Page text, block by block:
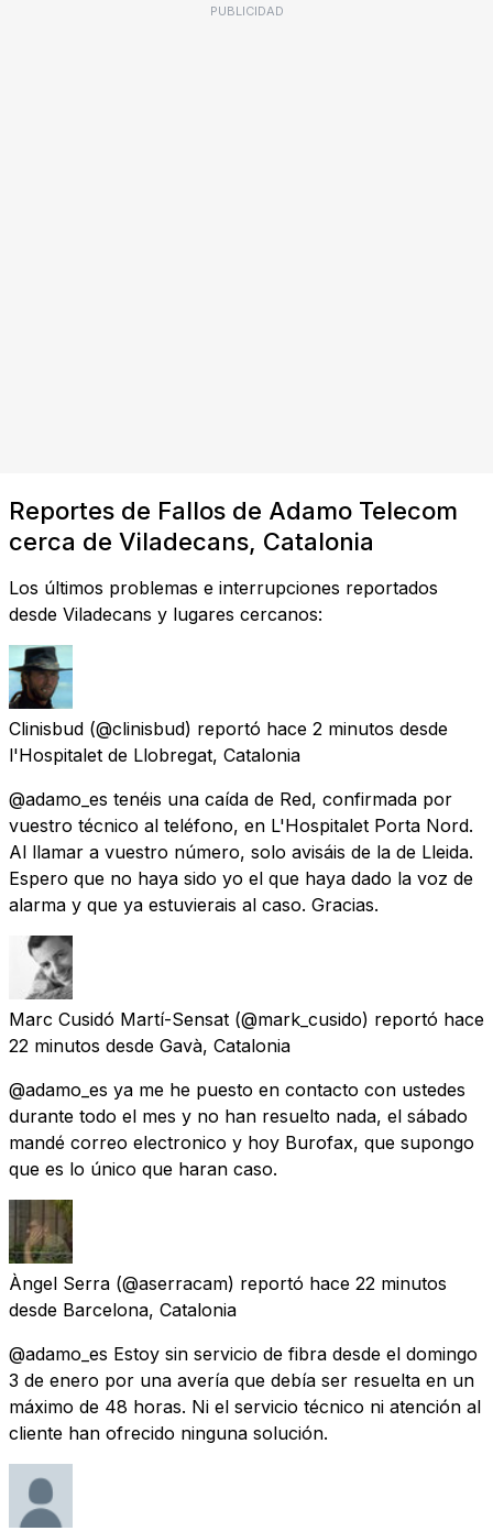
PUBLICIDAD
Reportes de Fallos de Adamo Telecom
cerca de Viladecans, Catalonia
Los últimos problemas e interrupciones reportados
desde Viladecans y lugares cercanos:
Clinisbud (@clinisbud) reportó hace 2 minutos desde
l'Hospitalet de Llobregat, Catalonia
@adamo_es tenéis una caída de Red, confirmada por
vuestro técnico al teléfono, en L'Hospitalet Porta Nord.
Al llamar a vuestro número, solo avisáis de la de Lleida.
Espero que no haya sido yo el que haya dado la voz de
alarma y que ya estuvierais al caso. Gracias.
Marc Cusidó Martí-Sensat (@mark_cusido) reportó hace
22 minutos desde Gavà, Catalonia
@adamo_es ya me he puesto en contacto con ustedes
durante todo el mes y no han resuelto nada, el sábado
mandé correo electronico y hoy Burofax, que supongo
que es lo único que haran caso.
Àngel Serra (@aserracam) reportó hace 22 minutos
desde Barcelona, Catalonia
@adamo_es Estoy sin servicio de fibra desde el domingo
3 de enero por una avería que debía ser resuelta en un
máximo de 48 horas. Ni el servicio técnico ni atención al
cliente han ofrecido ninguna solución.